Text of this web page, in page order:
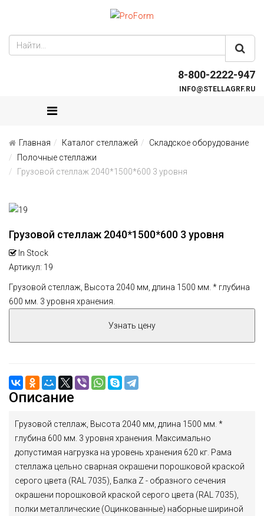
8-800-2222-947
INFO@STELLAGRF.RU
Главная Каталог стеллажей
Складское оборудование
Полочные стеллажи
Грузовой стеллаж 2040*1500*600 3 уровня
Грузовой стеллаж 2040*1500*600 3 уровня
In Stock
Артикул: 19
Грузовой стеллаж, Высота 2040 мм, длина 1500 мм. * глубина
600 мм. 3 уровня хранения.
Узнать цену
Описание
Грузовой стеллаж, Высота 2040 мм, длина 1500 мм. *
глубина 600 мм. 3 уровня хранения. Максимально
допустимая нагрузка на уровень хранения 620 кг. Рама
стеллажа цельно сварная окрашени порошковой краской
серого цвета (RAL 7035), Балка Z - образного сечения
окрашени порошковой краской серого цвета (RAL 7035),
полки металлические (Оцинкованные) наборные шириной